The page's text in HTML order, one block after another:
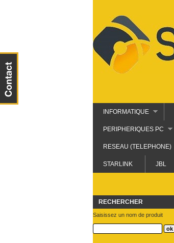
INFORMATIQUE
PERIPHERIQUES PC
RESEAU (TELEPHONE)
STARLINK JBL
RECHERCHER
Saisissez un nom de produit